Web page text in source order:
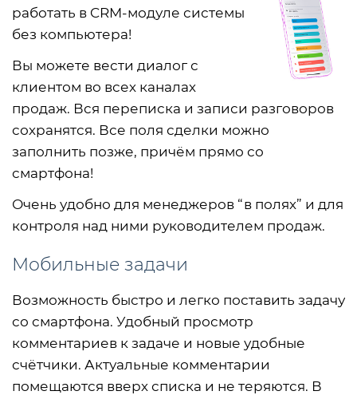
работать в CRM-модуле системы
без компьютера!
Вы можете вести диалог с
клиентом во всех каналах
продаж. Вся переписка и записи разговоров
сохранятся. Все поля сделки можно
заполнить позже, причём прямо со
смартфона!
Очень удобно для менеджеров “в полях” и для
контроля над ними руководителем продаж.
Мобильные задачи
Возможность быстро и легко поставить задачу
со смартфона. Удобный просмотр
комментариев к задаче и новые удобные
счётчики. Актуальные комментарии
помещаются вверх списка и не теряются. В